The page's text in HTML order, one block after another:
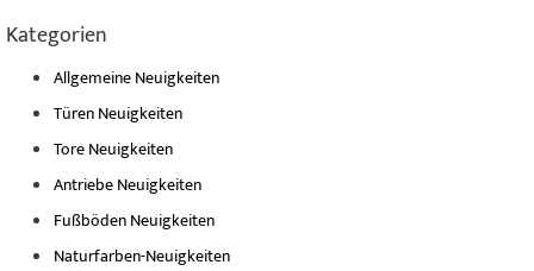
Kategorien
Allgemeine Neuigkeiten
Türen Neuigkeiten
Tore Neuigkeiten
Antriebe Neuigkeiten
Fußböden Neuigkeiten
Naturfarben-Neuigkeiten